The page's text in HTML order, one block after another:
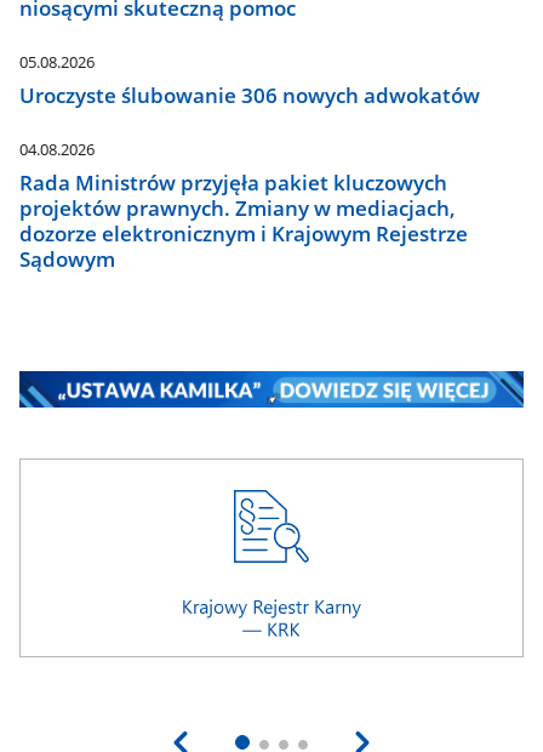
niosącymi skuteczną pomoc
05.08.2026
Uroczyste ślubowanie 306 nowych adwokatów
04.08.2026
Rada Ministrów przyjęła pakiet kluczowych
projektów prawnych. Zmiany w mediacjach,
dozorze elektronicznym i Krajowym Rejestrze
Sądowym